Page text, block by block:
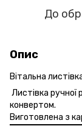
До
Опис
Вітальна
Листівка ручної
конвертом.
Виготовлена з